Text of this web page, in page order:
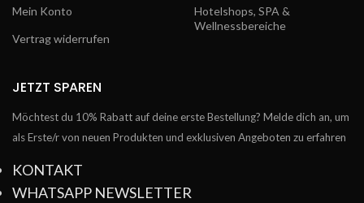
Mein Konto
Vertrag widerrufen
Hotelshops, SPA &
Wellnessbereiche
JETZT SPAREN
Möchtest du 10% Rabatt auf deine erste Bestellung? Melde dich an, um
als Erste/r von neuen Produkten und exklusiven Angeboten zu erfahren
KONTAKT
WHATSAPP NEWSLETTER